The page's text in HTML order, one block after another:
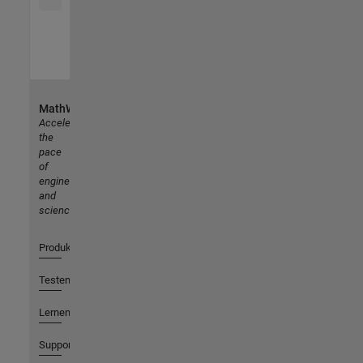
MathWorks
Accelerating
the
pace
of
engineering
and
science
Produkte
Testen oder Kaufen
Lernen
Support